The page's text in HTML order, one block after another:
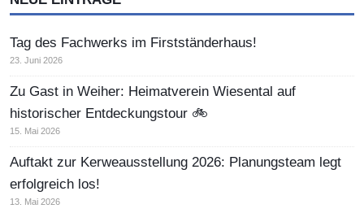
Tag des Fachwerks im Firstständerhaus!
23. Juni 2026
Zu Gast in Weiher: Heimatverein Wiesental auf
historischer Entdeckungstour 🚲
15. Mai 2026
Auftakt zur Kerweausstellung 2026: Planungsteam legt
erfolgreich los!
13. Mai 2026